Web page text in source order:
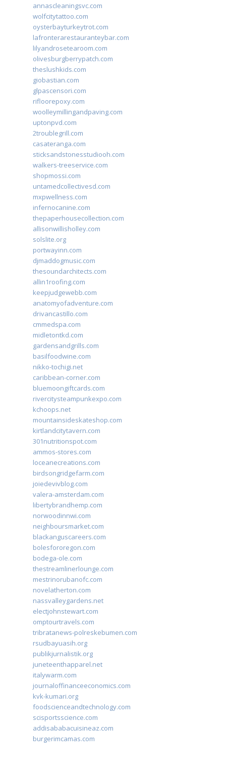
annascleaningsvc.com
wolfcitytattoo.com
oysterbayturkeytrot.com
lafronterarestauranteybar.com
lilyandrosetearoom.com
olivesburgberrypatch.com
theslushkids.com
giobastian.com
glpascensori.com
rifloorepoxy.com
woolleymillingandpaving.com
uptonpvd.com
2troublegrill.com
casateranga.com
sticksandstonesstudiooh.com
walkers-treeservice.com
shopmossi.com
untamedcollectivesd.com
mxpwellness.com
infernocanine.com
thepaperhousecollection.com
allisonwillisholley.com
solslite.org
portwayinn.com
djmaddogmusic.com
thesoundarchitects.com
allin1roofing.com
keepjudgewebb.com
anatomyofadventure.com
drivancastillo.com
cmmedspa.com
midletontkd.com
gardensandgrills.com
basilfoodwine.com
nikko-tochigi.net
caribbean-corner.com
bluemoongiftcards.com
rivercitysteampunkexpo.com
kchoops.net
mountainsideskateshop.com
kirtlandcitytavern.com
301nutritionspot.com
ammos-stores.com
loceanecreations.com
birdsongridgefarm.com
joiedevivblog.com
valera-amsterdam.com
libertybrandhemp.com
norwoodinnwi.com
neighboursmarket.com
blackanguscareers.com
bolesfororegon.com
bodega-ole.com
thestreamlinerlounge.com
mestrinorubanofc.com
novelatherton.com
nassvalleygardens.net
electjohnstewart.com
omptourtravels.com
tribratanews-polreskebumen.com
rsudbayuasih.org
publikjurnalistik.org
juneteenthapparel.net
italywarm.com
journaloffinanceeconomics.com
kvk-kumari.org
foodscienceandtechnology.com
scisportsscience.com
addisababacuisineaz.com
burgerimcamas.com